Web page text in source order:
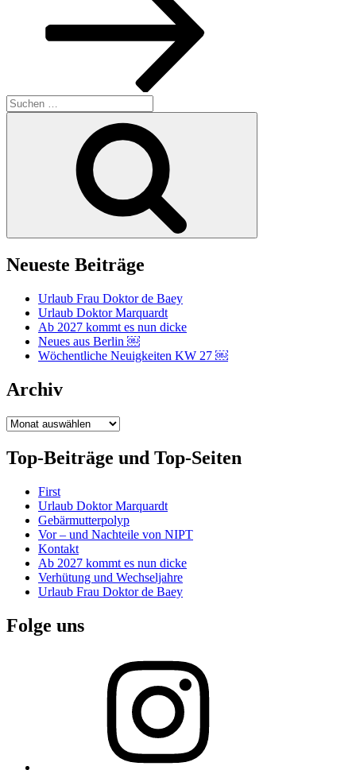
Suchen
nach:
Neueste Beiträge
Urlaub Frau Doktor de Baey
Urlaub Doktor Marquardt
Ab 2027 kommt es nun dicke
Neues aus Berlin ￼
Wöchentliche Neuigkeiten KW 27 ￼
Archiv
Archiv
Top-Beiträge und Top-Seiten
First
Urlaub Doktor Marquardt
Gebärmutterpolyp
Vor – und Nachteile von NIPT
Kontakt
Ab 2027 kommt es nun dicke
Verhütung und Wechseljahre
Urlaub Frau Doktor de Baey
Folge uns